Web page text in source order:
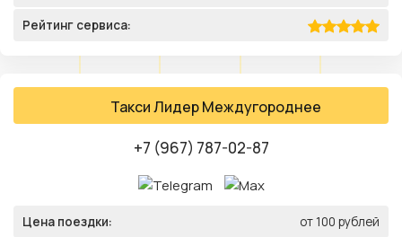
Рейтинг сервиса:
Такси Лидер Междугороднее
+7 (967) 787-02-87
Цена поездки: от 100 рублей